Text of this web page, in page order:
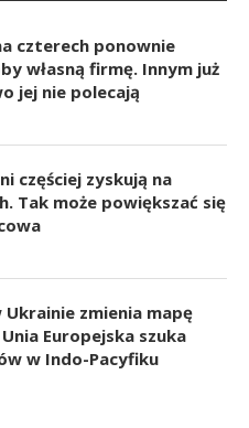
czterech ponownie
własną firmę. Innym już
jej nie polecają
częściej zyskują na
Tak może powiększać się
Ukrainie zmienia mapę
Europejska szuka
w Indo-Pacyfiku